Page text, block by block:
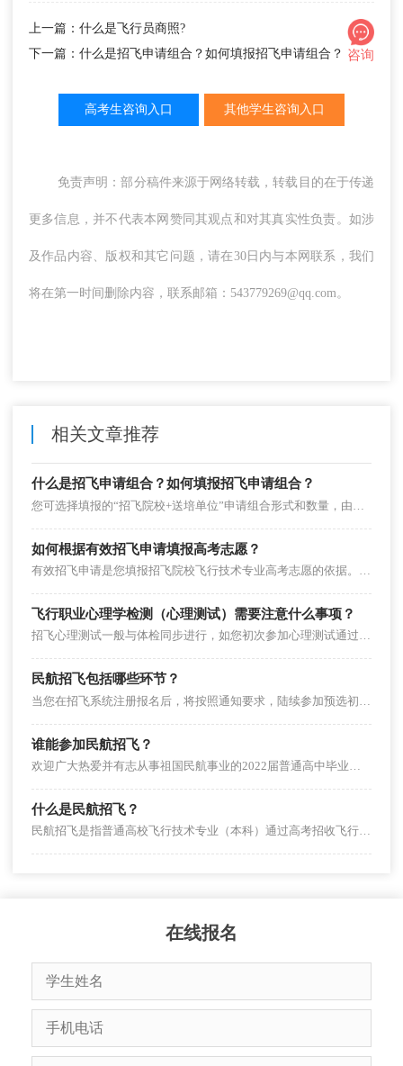
上一篇：什么是飞行员商照?
下一篇：什么是招飞申请组合？如何填报招飞申请组合？ 咨询
高考生咨询入口 其他学生咨询入口
免责声明：部分稿件来源于网络转载，转载目的在于传递
更多信息，并不代表本网赞同其观点和对其真实性负责。如涉
及作品内容、版权和其它问题，请在30日内与本网联系，我们
将在第一时间删除内容，联系邮箱：543779269@qq.com。
相关文章推荐
什么是招飞申请组合？如何填报招飞申请组合？
如何根据有效招飞申请填报高考志愿？
有效招飞申请是您填报招飞院校飞行技术专业高考志愿的依据。如果您所填报飞行技术专业高考志愿中的招飞院校不在有效招飞申请范围内，招飞院校不予录取。招飞系统中的2个有效招飞申请没有先后、主次之分，具有同等效力。
飞行职业心理学检测（心理测试）需要注意什么事项？
招飞心理测试一般与体检同步进行，如您初次参加心理测试通过，则不需要再参加，所有志愿组合的心理测试结果全部共享合格。
民航招飞包括哪些环节？
谁能参加民航招飞？
欢迎广大热爱并有志从事祖国民航事业的2022届普通高中毕业生参加民航招飞，但还需要符合高考报考条件、招飞体检鉴定标准和民用航空背景调查要求等。
什么是民航招飞？
民航招飞是指普通高校飞行技术专业（本科）通过高考招收飞行学生。
在线报名